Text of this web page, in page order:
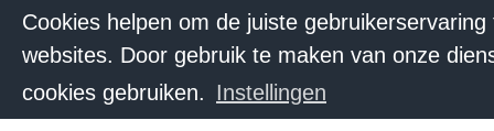
Cookies helpen om de juiste
websites. Door gebruik te maken van onze
cookies gebruiken. Instellingen